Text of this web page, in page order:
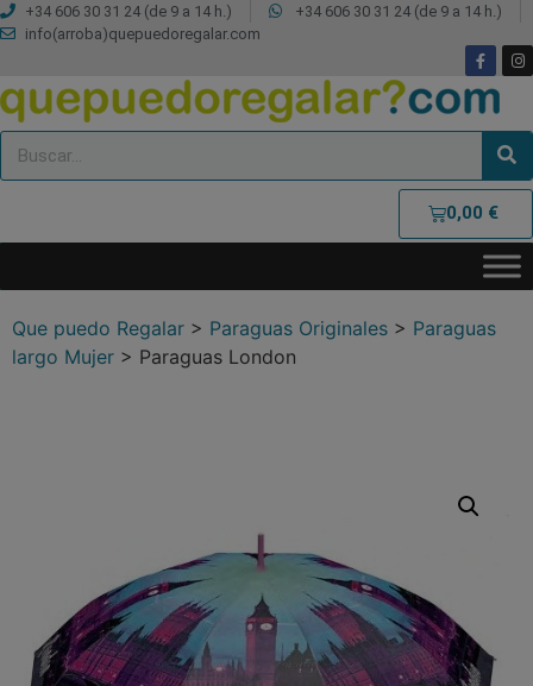
+34 606 30 31 24 (de 9 a 14 h.)
+34 606 30 31 24 (de 9 a 14 h.)
info(arroba)quepuedoregalar.com
0,00 €
Que puedo Regalar > Paraguas Originales > Paraguas
largo Mujer > Paraguas London